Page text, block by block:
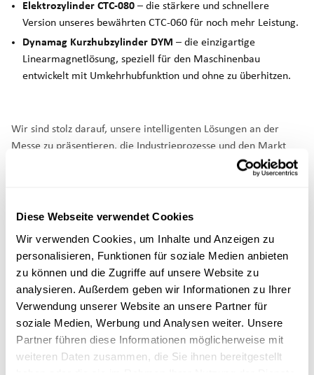
Diese Webseite verwendet Cookies
Wir verwenden Cookies, um Inhalte und Anzeigen zu
personalisieren, Funktionen für soziale Medien anbieten
zu können und die Zugriffe auf unsere Website zu
analysieren. Außerdem geben wir Informationen zu Ihrer
Verwendung unserer Website an unsere Partner für
soziale Medien, Werbung und Analysen weiter. Unsere
Partner führen diese Informationen möglicherweise mit
weiteren Daten zusammen, die Sie ihnen bereitgestellt
Elektrozylinder CTC-080 – die stärkere und schnellere
Version unseres bewährten CTC-060 für noch mehr Leistung.
Dynamag Kurzhubzylinder DYM – die einzigartige
Linearmagnetlösung, speziell für den Maschinenbau
entwickelt mit Umkehrhubfunktion und ohne zu überhitzen.
Wir sind stolz darauf, unsere intelligenten Lösungen an der
Messe zu präsentieren, die Industrieprozesse und den Markt
durch fortschrittliche Technologien effizienter, schneller und
Lassen auch Sie sich von
unseren Lösungen begeistern
und entdecken Sie, wie
unsere Produkte auch Ihre
Prozesse intelligenter machen
können.